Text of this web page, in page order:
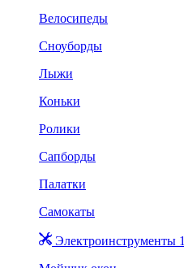
Велосипеды
Сноуборды
Лыжи
Коньки
Ролики
Сапборды
Палатки
Самокаты
Электроинструменты 1